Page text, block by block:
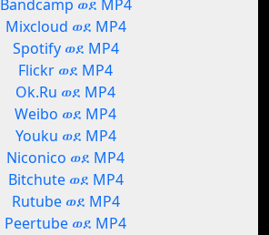
Bandcamp ወደ MP4
Mixcloud ወደ MP4
Spotify ወደ MP4
Flickr ወደ MP4
Ok.Ru ወደ MP4
Weibo ወደ MP4
Youku ወደ MP4
Niconico ወደ MP4
Bitchute ወደ MP4
Rutube ወደ MP4
Peertube ወደ MP4